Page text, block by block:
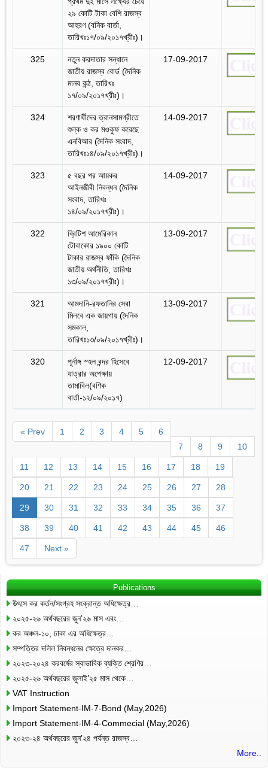
২৯ কোটি টাকা বেশি রাজস্ব
আহরণ (বনিক বার্তা,
তারিখঃ১৭/০৯/২০১৭খ্রীঃ)।
325
নতুন করদাতার সন্ধানে
জাতীয় রাজস্ব বোর্ড (দৈনিক
মানব কন্ঠ, তারিখঃ
১৭/০৯/২০১৭খ্রীঃ)।
17-09-2017
324
শরণার্থীদের ত্রানসামগ্রীতে
শুল্ক ও কর মওকুফ করেছে
এনবিআর (দৈনিক সংবাদ,
তারিখঃ১৪/০৯/২০১৭খ্রীঃ)।
14-09-2017
323
৫ বছর পর আয়কর
আইনজীবী নিবন্ধন (দৈনিক
সংবাদ, তারিখঃ
১৪/০৯/২০১৭খ্রীঃ)।
14-09-2017
322
ব্রিটিশ আমেরিকান
টোবাকোর ১৯০০ কোটি
টাকার রাজস্ব ফাঁকি (দৈনিক
জাতীয় অর্থনীতি, তারিখঃ
১৩/০৯/২০১৭খ্রীঃ)।
13-09-2017
321
আমদানি-রফতানির সেবা
মিলবে এক জায়গায় (দৈনিক
সমকাল,
তারিখঃ১৩/০৯/২০১৭খ্রীঃ)।
13-09-2017
320
পূর্নাঙ্গ স্হল বন্দর হিসেবে
যাত্রার অপেক্ষায়
তামাবিল(বণিক
বার্তা-১২/০৯/২০১৭)
12-09-2017
« Prev 1 2 3 4 5
6
7
8 9 10
11 12 13 14 15 16 17 18 19
20 21 22 23 24 25 26 27 28
29 30 31 32 33 34 35 36 37
38 39 40 41 42 43 44 45 46
47 Next »
Publications
উৎসে কর কর্তন/সংগ্রহ সংক্রান্ত অধিক্ষেত্র…
২০২৫-২৬ অর্থবছরের জুন’২৬ মাস এবং…
কর অঞ্চল-১০, ঢাকা এর অধিক্ষেত্র…
সম্পত্তির দলিল নিবন্ধনের ক্ষেত্রে দানকর…
২০২৩-২০২৪ করবর্ষের স্বাভাবিক ব্যক্তি শ্রেণির…
২০২৫-২৬ অর্থবছরের জুলাই’২৫ মাস থেকে…
VAT Instruction
Import Statement-IM-7-Bond (May,2026)
Import Statement-IM-4-Commecial (May,2026)
২০২৩-২৪ অর্থবছরের জুন’২৪ পর্যন্ত রাজস্ব…
More..